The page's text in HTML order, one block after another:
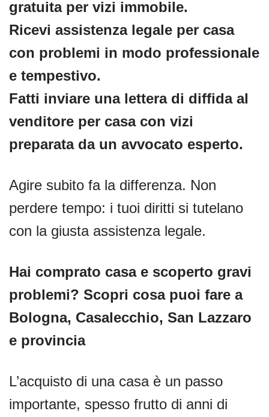
gratuita per vizi immobile.
Ricevi assistenza legale per casa
con problemi in modo professionale
e tempestivo.
Fatti inviare una lettera di diffida al
venditore per casa con vizi
preparata da un avvocato esperto.
Agire subito fa la differenza. Non
perdere tempo: i tuoi diritti si tutelano
con la giusta assistenza legale.
Hai comprato casa e scoperto gravi
problemi? Scopri cosa puoi fare a
Bologna, Casalecchio, San Lazzaro
e provincia
L’acquisto di una casa è un passo
importante, spesso frutto di anni di